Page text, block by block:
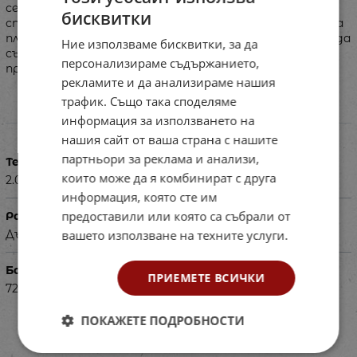
се използва както в стаята в детската градина, в
спортния салон или вкъщи, така и в градината или на
плажа. В комбинация с други тунели и палатки може да
създаде интересни маршрути за преодоляване на
препятствия.
Характеристики
Тегло в кг
2.000
Размери в см
Дължина - 280см, Диаметър - 45см
Баркод (ISBN, UPC, др.)
72322198
бисквитки
Ние използваме бисквитки, за да
персонализираме съдържанието,
рекламите и да анализираме нашия
трафик. Също така споделяме
информация за използването на
нашия сайт от ваша страна с нашите
партньори за реклама и анализи,
които може да я комбинират с друга
информация, която сте им
предоставили или която са събрали от
вашето използване на техните услуги.
ПРИЕМЕТЕ ВСИЧКИ
ПОКАЖЕТЕ ПОДРОБНОСТИ